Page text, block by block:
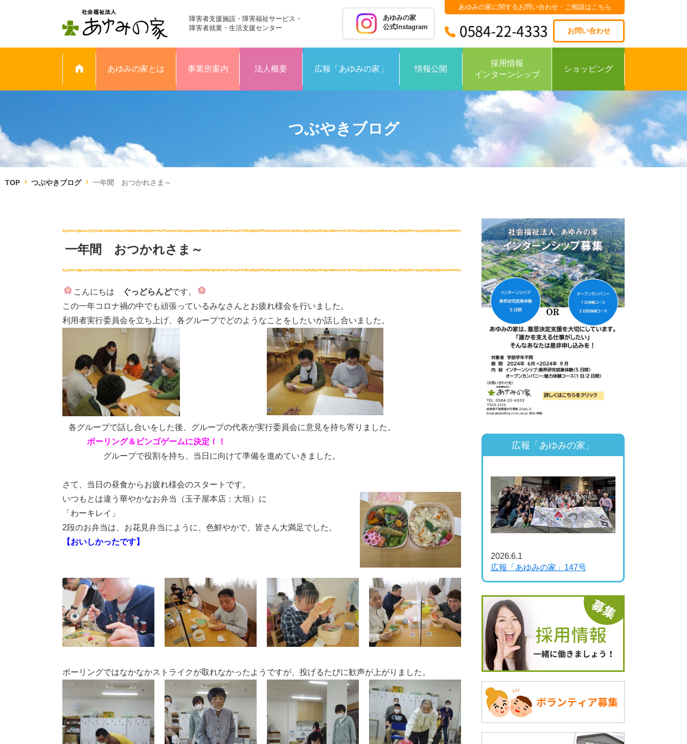
障害者支援施設・障害福祉サービス・
障害者就業・生活支援センター
あゆみの家
公式Instagram
あゆみの家に関するお問い合わせ・ご相談はこちら
お問い合わせ
あゆみの家とは 事業所案内 法人概要 広報「あゆみの家」 情報公開
採用情報
インターンシップ
ショッピング
つぶやきブログ
TOP つぶやきブログ 一年間 おつかれさま～
一年間 おつかれさま～
こんにちは ぐっどらんどです。
この一年コロナ禍の中でも頑張っているみなさんとお疲れ様会を行いました。
利用者実行委員会を立ち上げ、各グループでどのようなことをしたいか話し合いました。
各グループで話し合いをした後、グループの代表が実行委員会に意見を持ち寄りました。
ボーリング＆ビンゴゲームに決定！！
グループで役割を持ち、当日に向けて準備を進めていきました。
さて、当日の昼食からお疲れ様会のスタートです。
いつもとは違う華やかなお弁当（玉子屋本店：大垣）に
「わーキレイ」
2段のお弁当は、お花見弁当にように、色鮮やかで、皆さん大満足でした。
【おいしかったです】
ボーリングではなかなかストライクが取れなかったようですが、投げるたびに歓声が上がりました。
広報「あゆみの家」
2026.6.1
広報「あゆみの家」147号